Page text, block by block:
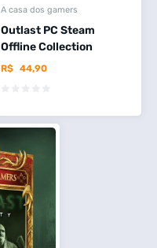
A casa dos gamers
Outlast PC Steam
Offline Collection
R$ 44,90